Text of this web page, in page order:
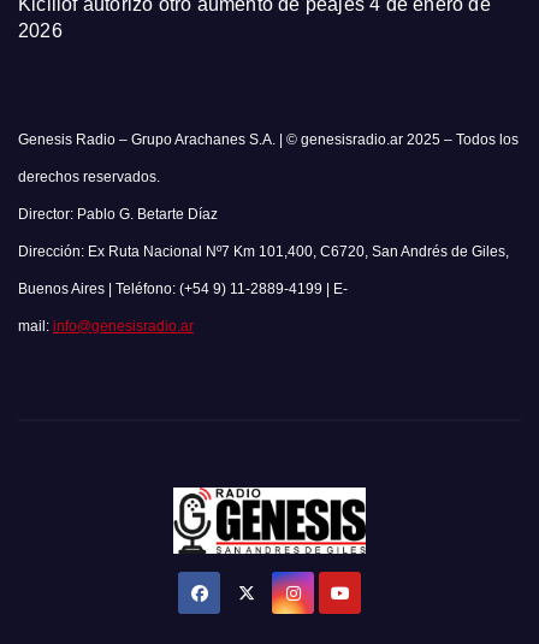
2026
Genesis Radio – Grupo Arachanes S.A. | © genesisradio.ar 2025 – Todos los
derechos reservados.
Director: Pablo G. Betarte Díaz
Dirección: Ex Ruta Nacional Nº7 Km 101,400, C6720, San Andrés de Giles,
Buenos Aires | Teléfono: (+54 9) 11-2889-4199 | E-
mail: info@genesisradio.ar